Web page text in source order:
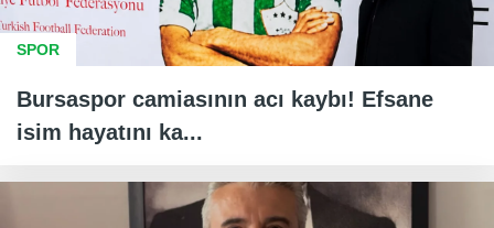
SPOR
Bursaspor camiasının acı kaybı! Efsane
isim hayatını ka...